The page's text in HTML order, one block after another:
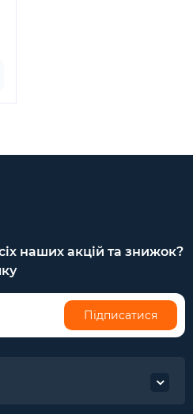
наших акцій та знижок?
Підписатися